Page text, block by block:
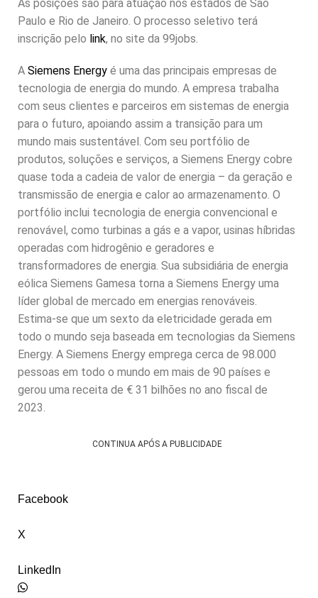
As posições são para atuação nos estados de São
Paulo e Rio de Janeiro. O processo seletivo terá
inscrição pelo link, no site da 99jobs.
A Siemens Energy é uma das principais empresas de
tecnologia de energia do mundo. A empresa trabalha
com seus clientes e parceiros em sistemas de energia
para o futuro, apoiando assim a transição para um
mundo mais sustentável. Com seu portfólio de
produtos, soluções e serviços, a Siemens Energy cobre
quase toda a cadeia de valor de energia – da geração e
transmissão de energia e calor ao armazenamento. O
portfólio inclui tecnologia de energia convencional e
renovável, como turbinas a gás e a vapor, usinas híbridas
operadas com hidrogênio e geradores e
transformadores de energia. Sua subsidiária de energia
eólica Siemens Gamesa torna a Siemens Energy uma
líder global de mercado em energias renováveis.
Estima-se que um sexto da eletricidade gerada em
todo o mundo seja baseada em tecnologias da Siemens
Energy. A Siemens Energy emprega cerca de 98.000
pessoas em todo o mundo em mais de 90 países e
gerou uma receita de € 31 bilhões no ano fiscal de
2023.
CONTINUA APÓS A PUBLICIDADE
Facebook
X
LinkedIn